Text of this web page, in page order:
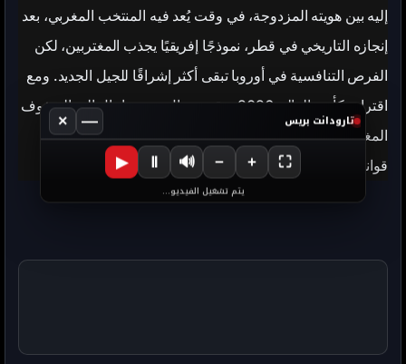
إليه بين هويته المزدوجة، في وقت يُعد فيه المنتخب المغربي، بعد
إنجازه التاريخي في قطر، نموذجًا إفريقيًا يجذب المغتربين، لكن
الفرص التنافسية في أوروبا تبقى أكثر إشراقًا للجيل الجديد. ومع
اقتراب كأس العالم 2026، يبقى سؤال عودة يامال إلى الصفوف
المغربية موضوعًا للتكهنات، رغم إغلاق الباب قانونيًا بموجب
قوانين الفيفا.
تارودانت بريس —
×
▶ Ⅱ 🔊 − + ⛶
يتم تشغيل الفيديو...